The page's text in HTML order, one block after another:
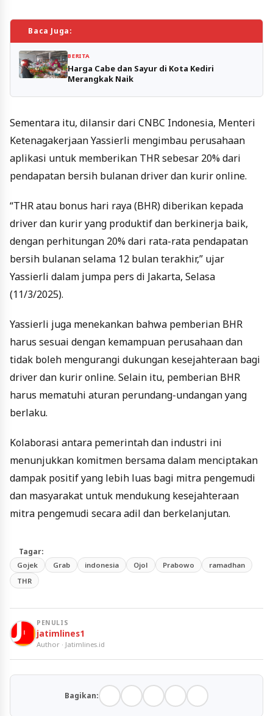
Baca Juga:
BERITA
Harga Cabe dan Sayur di Kota Kediri
Merangkak Naik
Sementara itu, dilansir dari CNBC Indonesia, Menteri
Ketenagakerjaan Yassierli mengimbau perusahaan
aplikasi untuk memberikan THR sebesar 20% dari
pendapatan bersih bulanan driver dan kurir online.
“THR atau bonus hari raya (BHR) diberikan kepada
driver dan kurir yang produktif dan berkinerja baik,
dengan perhitungan 20% dari rata-rata pendapatan
bersih bulanan selama 12 bulan terakhir,” ujar
Yassierli dalam jumpa pers di Jakarta, Selasa
(11/3/2025).
Yassierli juga menekankan bahwa pemberian BHR
harus sesuai dengan kemampuan perusahaan dan
tidak boleh mengurangi dukungan kesejahteraan bagi
driver dan kurir online. Selain itu, pemberian BHR
harus mematuhi aturan perundang-undangan yang
berlaku.
Kolaborasi antara pemerintah dan industri ini
menunjukkan komitmen bersama dalam menciptakan
dampak positif yang lebih luas bagi mitra pengemudi
dan masyarakat untuk mendukung kesejahteraan
mitra pengemudi secara adil dan berkelanjutan.
Tagar:
Gojek Grab indonesia Ojol Prabowo
ramadhan
THR
PENULIS
jatimlines1
Author · Jatimlines.id
Bagikan: